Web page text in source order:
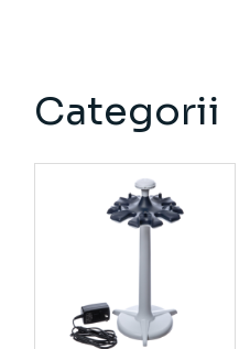
Categorii